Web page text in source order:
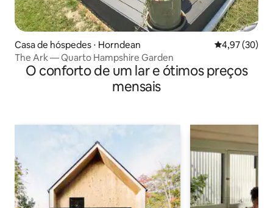
Casa de hóspedes ⋅ Horndean 4,97 de uma
4,97 (30)
The Ark — Quarto Hampshire Garden
O conforto de um lar e ótimos preços
mensais